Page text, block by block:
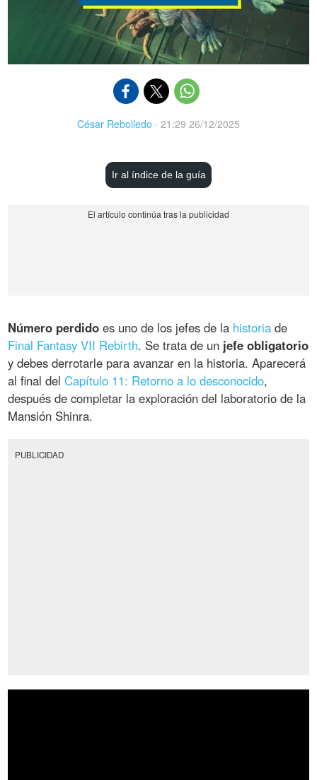
César Rebolledo · 21:29 26/12/2025
Ir al índice de la guía
Número perdido es uno de los jefes de la historia de
Final Fantasy VII Rebirth. Se trata de un jefe obligatorio
y debes derrotarle para avanzar en la historia. Aparecerá
al final delCapítulo 11: Retorno a lo desconocido,
después de completar la exploración del laboratorio de la
Mansión Shinra.
PUBLICIDAD